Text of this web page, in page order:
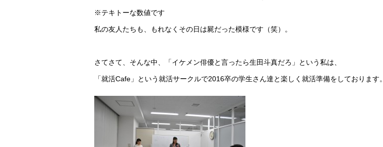
※テキトーな数値です
私の友人たちも、もれなくその日は屍だった模様です（笑）。
さてさて、そんな中、「イケメン俳優と言ったら生田斗真だろ」という私は、
「就活Cafe」という就活サークルで2016卒の学生さん達と楽しく就活準備をしております。